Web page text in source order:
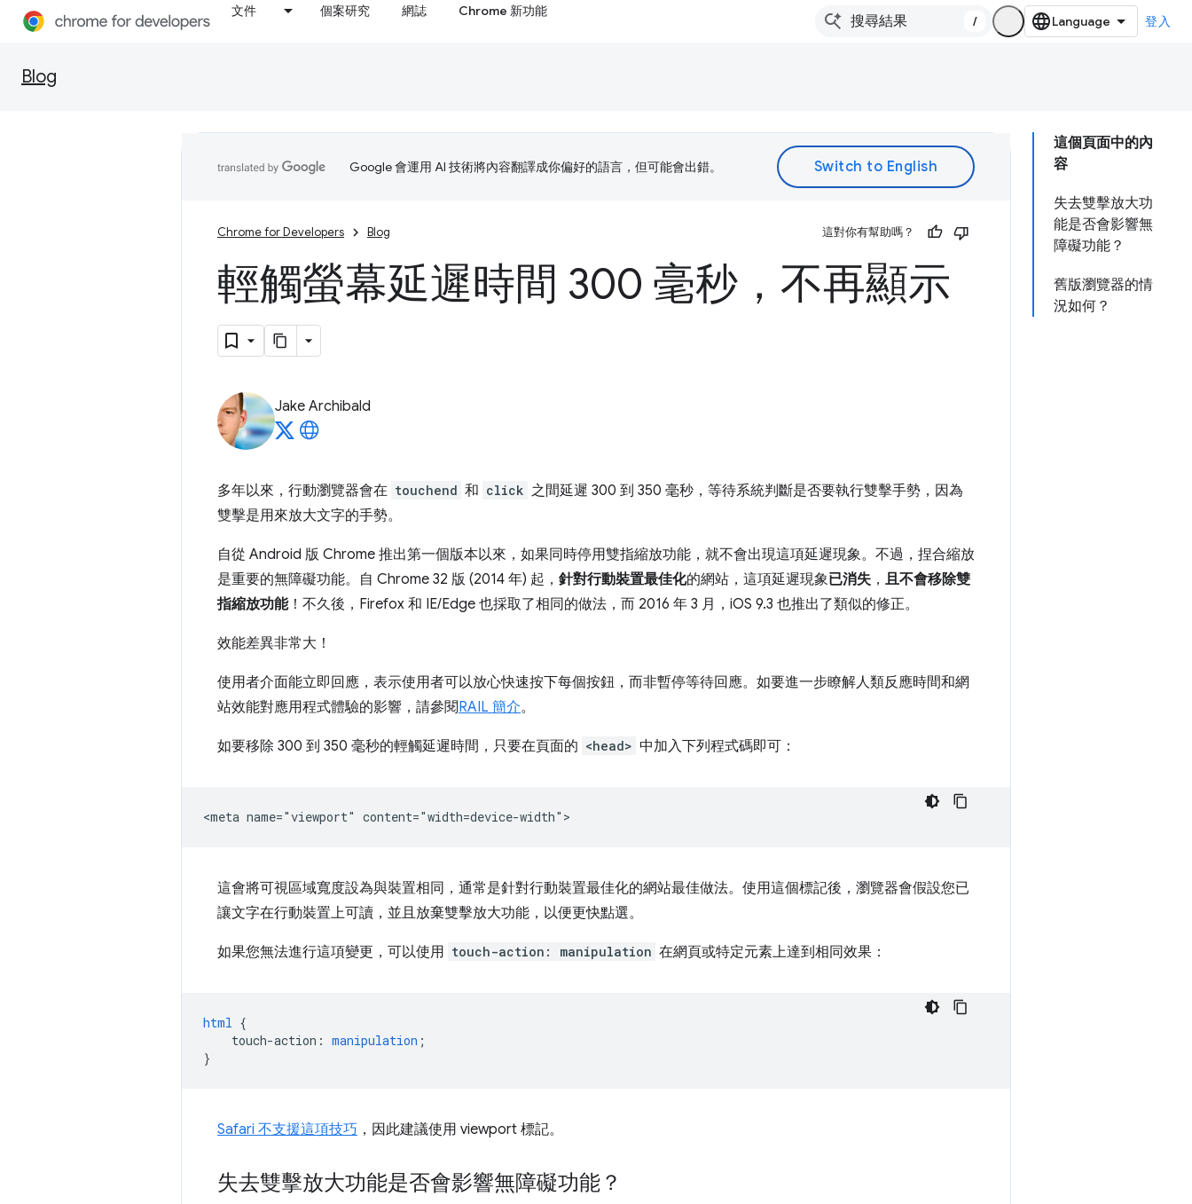
文件 個案研究 網誌 Chrome 新功能
/ 登入
Blog
這個頁面中的內
容
失去雙擊放大功
能是否會影響無
障礙功能？
舊版瀏覽器的情
況如何？
Google 會運用 AI 技術將內容翻譯成你偏好的語言，但可能會出錯。
Chrome for Developers Blog 這對你有幫助嗎？
輕觸螢幕延遲時間 300 毫秒，不再顯示
Jake Archibald
多年以來，行動瀏覽器會在 touchend 和 click 之間延遲 300 到 350 毫秒，等待系統判斷是否要執行雙擊手勢，因為
雙擊是用來放大文字的手勢。
自從 Android 版 Chrome 推出第一個版本以來，如果同時停用雙指縮放功能，就不會出現這項延遲現象。不過，捏合縮放
是重要的無障礙功能。自 Chrome 32 版 (2014 年) 起， 針對行動裝置最佳化的網站，這項延遲現象已消失 ， 且不會移除雙
指縮放功能！不久後，Firefox 和 IE/Edge 也採取了相同的做法，而 2016 年 3 月，iOS 9.3 也推出了類似的修正。
效能差異非常大！
使用者介面能立即回應，表示使用者可以放心快速按下每個按鈕，而非暫停等待回應。如要進一步瞭解人類反應時間和網
站效能對應用程式體驗的影響，請參閱RAIL 簡介。
如要移除 300 到 350 毫秒的輕觸延遲時間，只要在頁面的 <head> 中加入下列程式碼即可：
這會將可視區域寬度設為與裝置相同，通常是針對行動裝置最佳化的網站最佳做法。使用這個標記後，瀏覽器會假設您已
讓文字在行動裝置上可讀，並且放棄雙擊放大功能，以便更快點選。
如果您無法進行這項變更，可以使用 touch-action: manipulation 在網頁或特定元素上達到相同效果：
html {
touch-action : manipulation ;
}
Safari 不支援這項技巧 ，因此建議使用 viewport 標記。
失去雙擊放大功能是否會影響無障礙功能？